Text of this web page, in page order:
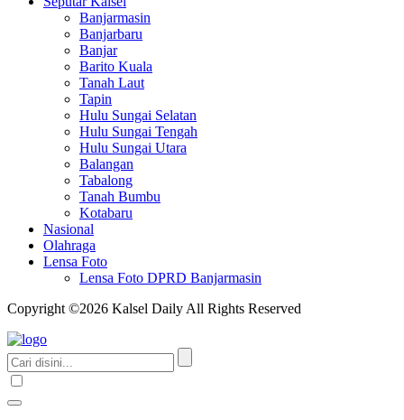
Banjarmasin
Banjarbaru
Banjar
Barito Kuala
Tanah Laut
Tapin
Hulu Sungai Selatan
Hulu Sungai Tengah
Hulu Sungai Utara
Balangan
Tabalong
Tanah Bumbu
Kotabaru
Nasional
Olahraga
Lensa Foto
Lensa Foto DPRD Banjarmasin
Copyright ©2026 Kalsel Daily All Rights Reserved